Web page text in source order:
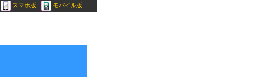
スマホ版 モバイル版